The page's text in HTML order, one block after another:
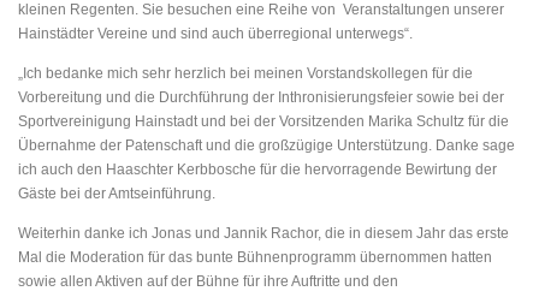
kleinen Regenten. Sie besuchen eine Reihe von Veranstaltungen unserer
Hainstädter Vereine und sind auch überregional unterwegs“.
„Ich bedanke mich sehr herzlich bei meinen Vorstandskollegen für die
Vorbereitung und die Durchführung der Inthronisierungsfeier sowie bei der
Sportvereinigung Hainstadt und bei der Vorsitzenden Marika Schultz für die
Übernahme der Patenschaft und die großzügige Unterstützung. Danke sage
ich auch den Haaschter Kerbbosche für die hervorragende Bewirtung der
Gäste bei der Amtseinführung.
Weiterhin danke ich Jonas und Jannik Rachor, die in diesem Jahr das erste
Mal die Moderation für das bunte Bühnenprogramm übernommen hatten
sowie allen Aktiven auf der Bühne für ihre Auftritte und den